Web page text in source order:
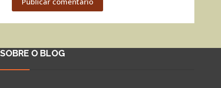
SOBRE O BLOG